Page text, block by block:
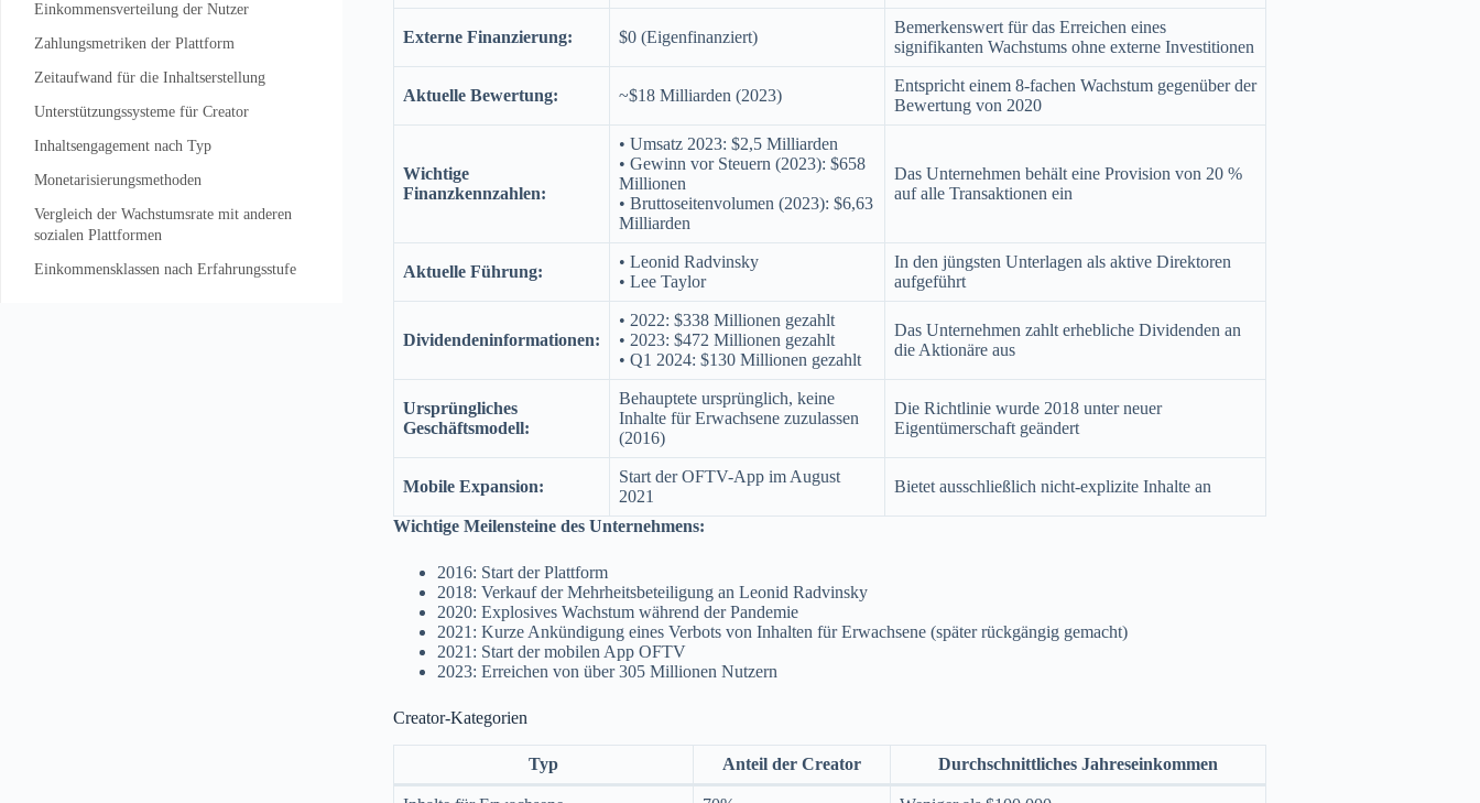
Externe Finanzierung: $0 (Eigenfinanziert)
Bemerkenswert für das Erreichen eines
signifikanten Wachstums ohne externe Investitionen
Aktuelle Bewertung: ~$18 Milliarden (2023)
Entspricht einem 8-fachen Wachstum gegenüber der
Bewertung von 2020
Wichtige
Finanzkennzahlen:
• Umsatz 2023: $2,5 Milliarden
• Gewinn vor Steuern (2023): $658
Millionen
• Bruttoseitenvolumen (2023): $6,63
Milliarden
Das Unternehmen behält eine Provision von 20 %
auf alle Transaktionen ein
Aktuelle Führung:
• Leonid Radvinsky
• Lee Taylor
In den jüngsten Unterlagen als aktive Direktoren
aufgeführt
Dividendeninformationen:
• 2022: $338 Millionen gezahlt
• 2023: $472 Millionen gezahlt
• Q1 2024: $130 Millionen gezahlt
Das Unternehmen zahlt erhebliche Dividenden an
die Aktionäre aus
Ursprüngliches
Geschäftsmodell:
Behauptete ursprünglich, keine
Inhalte für Erwachsene zuzulassen
(2016)
Die Richtlinie wurde 2018 unter neuer
Eigentümerschaft geändert
Mobile Expansion:
Start der OFTV-App im August
2021
Bietet ausschließlich nicht-explizite Inhalte an
Wichtige Meilensteine des Unternehmens:
2016: Start der Plattform
2018: Verkauf der Mehrheitsbeteiligung an Leonid Radvinsky
2020: Explosives Wachstum während der Pandemie
2021: Kurze Ankündigung eines Verbots von Inhalten für Erwachsene (später rückgängig gemacht)
2021: Start der mobilen App OFTV
2023: Erreichen von über 305 Millionen Nutzern
Creator-Kategorien
Typ Anteil der Creator Durchschnittliches Jahreseinkommen
Einkommensverteilung der Nutzer
Zahlungsmetriken der Plattform
Zeitaufwand für die Inhaltserstellung
Unterstützungssysteme für Creator
Inhaltsengagement nach Typ
Monetarisierungsmethoden
Vergleich der Wachstumsrate mit anderen
sozialen Plattformen
Einkommensklassen nach Erfahrungsstufe